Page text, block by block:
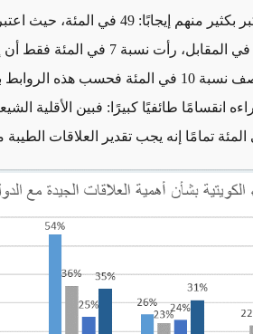
العلاقات "مهمة للغاية". في
"مهمة للغاية"، وسط وصف نسبة 10 في المئة
انقسامًا طائفيًا كبيرًا: فبين الأقلية